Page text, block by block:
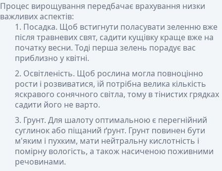
Процес вирощування передбачає врахування низки
важливих аспектів:
Посадка. Щоб встигнути поласувати зеленню вже
після травневих свят, садити кущівку краще вже на
початку весни. Тоді перша зелень порадує вас
приблизно у квітні.
Освітленість. Щоб рослина могла повноцінно
рости і розвиватися, їй потрібна велика кількість
яскравого сонячного світла, тому в тінистих грядках
садити його не варто.
Грунт. Для шалоту оптимальною є перегнійний
суглинок або піщаний ґрунт. Грунт повинен бути
м'яким і пухким, мати нейтральну кислотність і
помірну вологість, а також насиченою поживними
речовинами.